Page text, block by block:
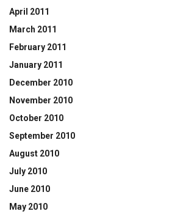
April 2011
March 2011
February 2011
January 2011
December 2010
November 2010
October 2010
September 2010
August 2010
July 2010
June 2010
May 2010